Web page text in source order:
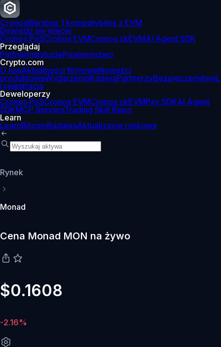
CronosWarstwa 1 kompatybilna z EVM
Dowiedz się więcej
Cronos PoSCronos EVMCronos zkEVMAI Agent SDK
Przeglądaj
PartnerInstytucjePowiernictwo
Crypto.com
O nasAktualności firmoweNowości
produktoweWydarzeniaKarieraPartnerzyBezpieczeństwo
i rejestracja
Deweloperzy
Cronos PoSCronos EVMCronos zkEVMPay SDKAI Agent
SDKMCP ServersTrading Skill Repo
Learn
LearnBitcoinBadaniaAktualizacje rynkowe
Rynek
Monad
Cena Monad MON na żywo
$0.1608
-2.16%